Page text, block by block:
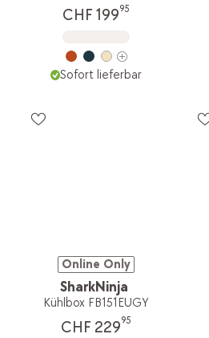
CHF 19995
Sofort lieferbar
Online Only
SharkNinja
Kühlbox FB151EUGY
CHF 22995